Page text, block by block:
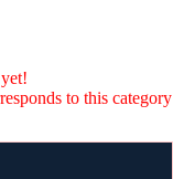
to this category